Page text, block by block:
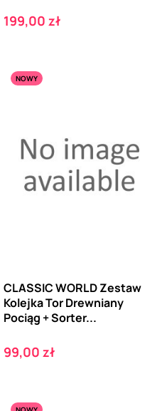
Cena
199,00 zł
NOWY
CLASSIC WORLD Zestaw
Kolejka Tor Drewniany
Pociąg + Sorter...
Cena
99,00 zł